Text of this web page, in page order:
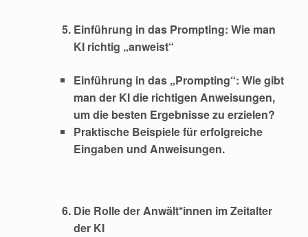
Einführung in das Prompting: Wie man
KI richtig „anweist“
Einführung in das „Prompting“: Wie gibt
man der KI die richtigen Anweisungen,
um die besten Ergebnisse zu erzielen?
Praktische Beispiele für erfolgreiche
Eingaben und Anweisungen.
Die Rolle der Anwält*innen im Zeitalter
der KI